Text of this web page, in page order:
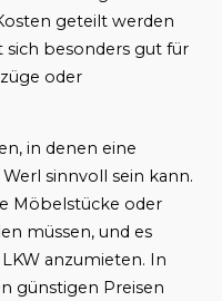
geteilt werden
sich besonders gut für
oder
in denen eine
sinnvoll sein kann.
Möbelstücke oder
müssen, und es
anzumieten. In
günstigen Preisen